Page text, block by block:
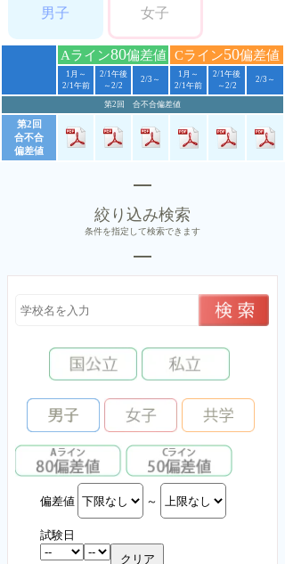
男子 女子
Aライン80偏差値 Cライン50偏差値
1月～
2/1午前
2/1午後
～2/2
2/3～
1月～
2/1午前
2/1午後
～2/2
2/3～
第2回 合不合偏差値
第2回
合不合
偏差値
絞り込み検索
条件を指定して検索できます
偏差値 ～
試験日